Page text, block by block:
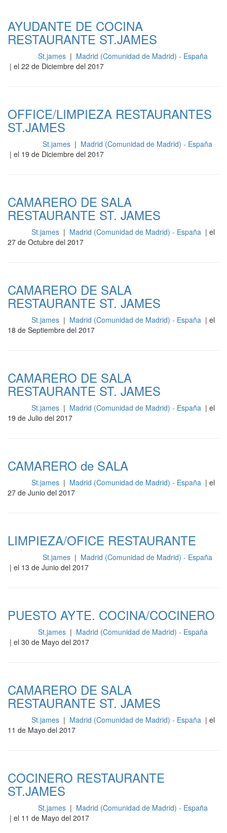
AYUDANTE DE COCINA
RESTAURANTE ST.JAMES
St.james | Madrid (Comunidad de Madrid) - España
| el 22 de Diciembre del 2017
OFFICE/LIMPIEZA RESTAURANTES
ST.JAMES
St.james | Madrid (Comunidad de Madrid) - España
| el 19 de Diciembre del 2017
CAMARERO DE SALA
RESTAURANTE ST. JAMES
St.james | Madrid (Comunidad de Madrid) - España | el
27 de Octubre del 2017
CAMARERO DE SALA
RESTAURANTE ST. JAMES
St.james | Madrid (Comunidad de Madrid) - España | el
18 de Septiembre del 2017
CAMARERO DE SALA
RESTAURANTE ST. JAMES
St.james | Madrid (Comunidad de Madrid) - España | el
19 de Julio del 2017
CAMARERO de SALA
St.james | Madrid (Comunidad de Madrid) - España | el
27 de Junio del 2017
LIMPIEZA/OFICE RESTAURANTE
St.james | Madrid (Comunidad de Madrid) - España
| el 13 de Junio del 2017
PUESTO AYTE. COCINA/COCINERO
St.james | Madrid (Comunidad de Madrid) - España
| el 30 de Mayo del 2017
CAMARERO DE SALA
RESTAURANTE ST. JAMES
St.james | Madrid (Comunidad de Madrid) - España | el
11 de Mayo del 2017
COCINERO RESTAURANTE
ST.JAMES
St.james | Madrid (Comunidad de Madrid) - España
| el 11 de Mayo del 2017